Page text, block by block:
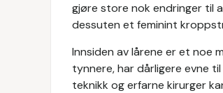
gjøre store nok endringer til
dessuten et feminint
Innsiden av lårene er et noe
tynnere, har dårligere evne
teknikk og erfarne kirurger